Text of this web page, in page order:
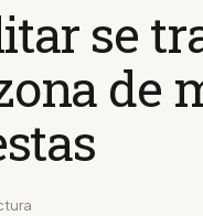
se
de